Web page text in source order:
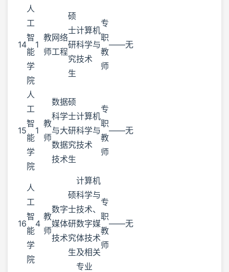
14
人
工
智
能
学
院
1
教
师
网络
工程
硕
士
研
究
生
计算机
科学与
技术
专
职
教
师
——无
15
人
工
智
能
学
院
1
教
师
数据
科学
与大
数据
技术
硕
士
研
究
生
计算机
科学与
技术
专
职
教
师
——无
16
人
工
智
能
学
院
4
教
师
数字
媒体
技术
硕
士
研
究
生
计算机
科学与
技术、
数字媒
体技术
及相关
专业
专
职
教
师
——无